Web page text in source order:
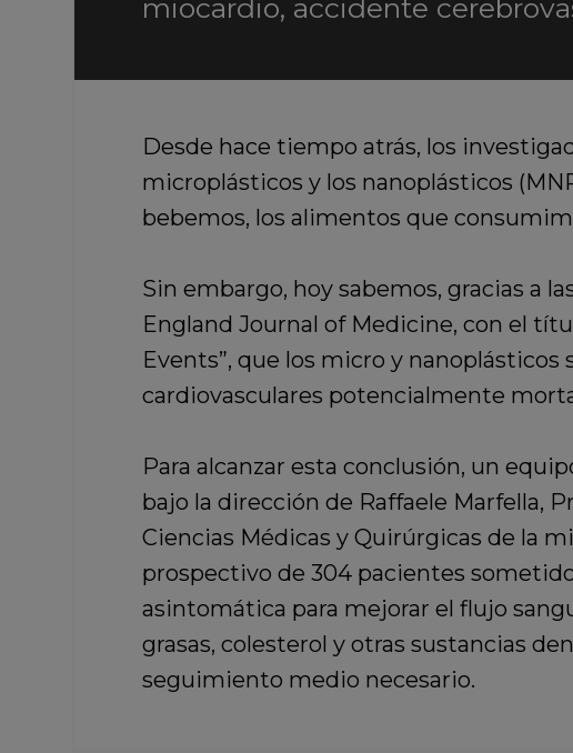
miocardio, accidente
Desde hace tiempo atrás, los
microplásticos y los nanoplásticos
bebemos, los alimentos que
Sin embargo, hoy sabemos, gracias a
England Journal of Medicine, con el
Events”, que los micro y nanoplásticos
cardiovasculares potencialmente
Para alcanzar esta conclusión, un
bajo la dirección de Raffaele Marfella,
Ciencias Médicas y Quirúrgicas de la
prospectivo de 304 pacientes
asintomática para mejorar el flujo
grasas, colesterol y otras sustancias
seguimiento medio necesario.